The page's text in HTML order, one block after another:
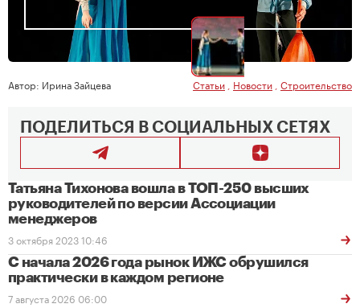
Автор: Ирина Зайцева Статьи Новости Строительство
ПОДЕЛИТЬСЯ В СОЦИАЛЬНЫХ СЕТЯХ
Татьяна Тихонова вошла в ТОП-250 высших
руководителей по версии Ассоциации
менеджеров
3 октября 2023 10:46
С начала 2026 года рынок ИЖС обрушился
практически в каждом регионе
7 августа 2026 06:00